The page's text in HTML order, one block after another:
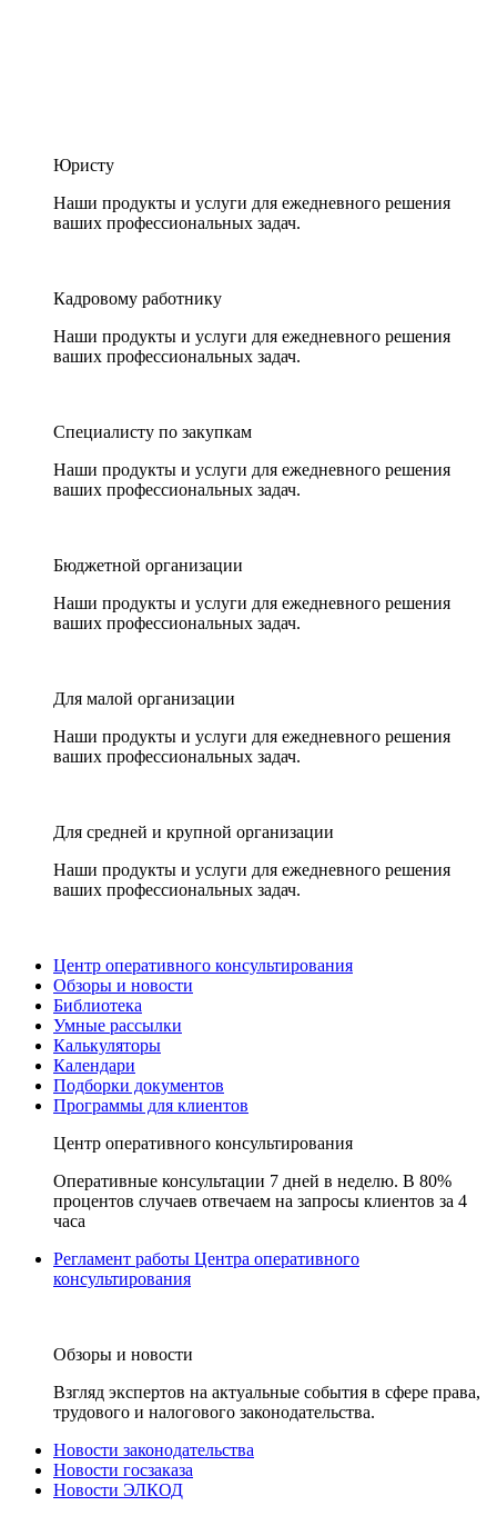
Юристу
Наши продукты и услуги для ежедневного решения
ваших профессиональных задач.
Кадровому работнику
Наши продукты и услуги для ежедневного решения
ваших профессиональных задач.
Специалисту по закупкам
Наши продукты и услуги для ежедневного решения
ваших профессиональных задач.
Бюджетной организации
Наши продукты и услуги для ежедневного решения
ваших профессиональных задач.
Для малой организации
Наши продукты и услуги для ежедневного решения
ваших профессиональных задач.
Для средней и крупной организации
Наши продукты и услуги для ежедневного решения
ваших профессиональных задач.
Центр оперативного консультирования
Обзоры и новости
Библиотека
Умные рассылки
Калькуляторы
Календари
Подборки документов
Программы для клиентов
Центр оперативного консультирования
Оперативные консультации 7 дней в неделю. В 80%
процентов случаев отвечаем на запросы клиентов за 4
часа
Регламент работы Центра оперативного
консультирования
Обзоры и новости
Взгляд экспертов на актуальные события в сфере права,
трудового и налогового законодательства.
Новости законодательства
Новости госзаказа
Новости ЭЛКОД